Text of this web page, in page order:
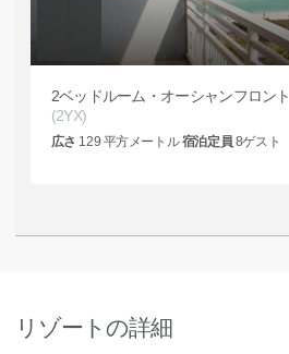
2ベッドルーム・オーシャンフロント
(2YX)
広さ 129 平方メートル宿泊定員 8ゲスト
リゾートの詳細